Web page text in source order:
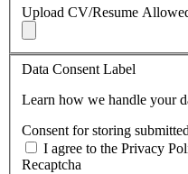
Upload CV/Resume
Data Consent Label
Learn how we handle your
Consent for storing
I agree to the Privacy
Recaptcha